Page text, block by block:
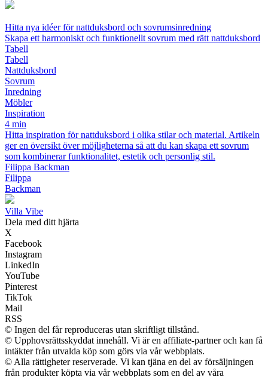
Hitta nya idéer för nattduksbord och sovrumsinredning
Skapa ett harmoniskt och funktionellt sovrum med rätt nattduksbord
Tabell
Tabell
Nattduksbord
Sovrum
Inredning
Möbler
Inspiration
4 min
Hitta inspiration för nattduksbord i olika stilar och material. Artikeln
ger en översikt över möjligheterna så att du kan skapa ett sovrum
som kombinerar funktionalitet, estetik och personlig stil.
Filippa Backman
Filippa
Backman
Villa Vibe
Dela med ditt hjärta
X
Facebook
Instagram
LinkedIn
YouTube
Pinterest
TikTok
Mail
RSS
© Ingen del får reproduceras utan skriftligt tillstånd.
© Upphovsrättsskyddat innehåll. Vi är en affiliate-partner och kan få
intäkter från utvalda köp som görs via vår webbplats.
© Alla rättigheter reserverade. Vi kan tjäna en del av försäljningen
från produkter köpta via vår webbplats som en del av våra